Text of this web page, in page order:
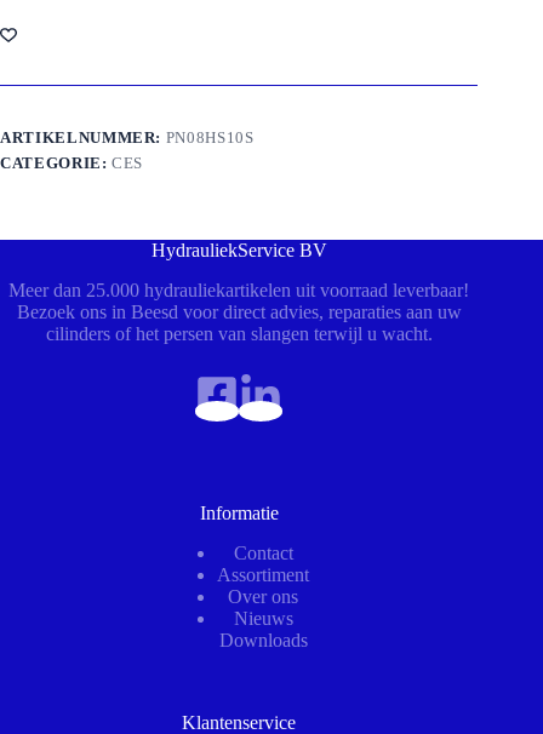
ARTIKELNUMMER: PN08HS10S
CATEGORIE:CES
HydrauliekService BV
Meer dan 25.000 hydrauliekartikelen uit voorraad leverbaar!
Bezoek ons in Beesd voor direct advies, reparaties aan uw
cilinders of het persen van slangen terwijl u wacht.
Informatie
Contact
Assortiment
Over ons
Nieuws
Downloads
Klantenservice